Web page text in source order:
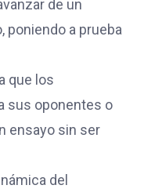
de un
poniendo a prueba
que los
sus oponentes o
ensayo sin ser
del